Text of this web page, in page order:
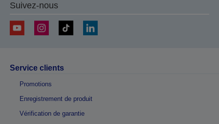
Suivez-nous
Service clients
Promotions
Enregistrement de produit
Vérification de garantie